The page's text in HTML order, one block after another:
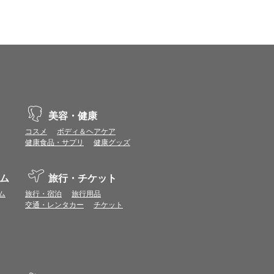
作や表示が正しく行われない可能性がありま
が使用できる環境でご利用ください。
トまたは表示ポイント数をプレミアムポイ
。
があります。ポイント付与時期はショップご
ましては表示ポイント数と付与ポイント数
トは付きません。
ならない場合があります。
。
美容・健康
コスメ
ボディ＆ヘアケア
健康食品・サプリ
健康グッズ
旅行・チケット
旅行・宿泊
旅行用品
交通・レンタカー
チケット